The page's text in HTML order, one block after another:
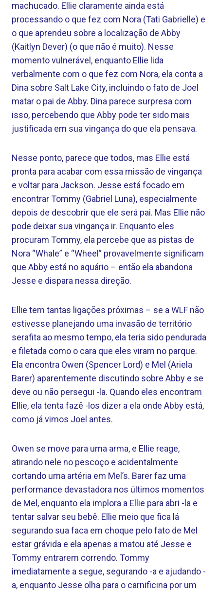
machucado. Ellie claramente ainda está
processando o que fez com Nora (Tati Gabrielle) e
o que aprendeu sobre a localização de Abby
(Kaitlyn Dever) (o que não é muito). Nesse
momento vulnerável, enquanto Ellie lida
verbalmente com o que fez com Nora, ela conta a
Dina sobre Salt Lake City, incluindo o fato de Joel
matar o pai de Abby. Dina parece surpresa com
isso, percebendo que Abby pode ter sido mais
justificada em sua vingança do que ela pensava.
Nesse ponto, parece que todos, mas Ellie está
pronta para acabar com essa missão de vingança
e voltar para Jackson. Jesse está focado em
encontrar Tommy (Gabriel Luna), especialmente
depois de descobrir que ele será pai. Mas Ellie não
pode deixar sua vingança ir. Enquanto eles
procuram Tommy, ela percebe que as pistas de
Nora “Whale” e “Wheel” provavelmente significam
que Abby está no aquário – então ela abandona
Jesse e dispara nessa direção.
Ellie tem tantas ligações próximas – se a WLF não
estivesse planejando uma invasão de território
serafita ao mesmo tempo, ela teria sido pendurada
e filetada como o cara que eles viram no parque.
Ela encontra Owen (Spencer Lord) e Mel (Ariela
Barer) aparentemente discutindo sobre Abby e se
deve ou não persegui -la. Quando eles encontram
Ellie, ela tenta fazê -los dizer a ela onde Abby está,
como já vimos Joel antes.
Owen se move para uma arma, e Ellie reage,
atirando nele no pescoço e acidentalmente
cortando uma artéria em Mel’s. Barer faz uma
performance devastadora nos últimos momentos
de Mel, enquanto ela implora a Ellie para abri -la e
tentar salvar seu bebê. Ellie meio que fica lá
segurando sua faca em choque pelo fato de Mel
estar grávida e ela apenas a matou até Jesse e
Tommy entrarem correndo. Tommy
imediatamente a segue, segurando -a e ajudando -
a, enquanto Jesse olha para o carnificina por um